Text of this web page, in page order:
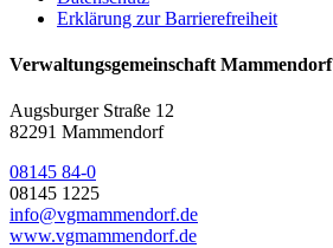
Erklärung zur Barrierefreiheit
Verwaltungsgemeinschaft Mammendorf
Augsburger Straße 12
82291 Mammendorf
08145 84-0
08145 1225
info@vgmammendorf.de
www.vgmammendorf.de